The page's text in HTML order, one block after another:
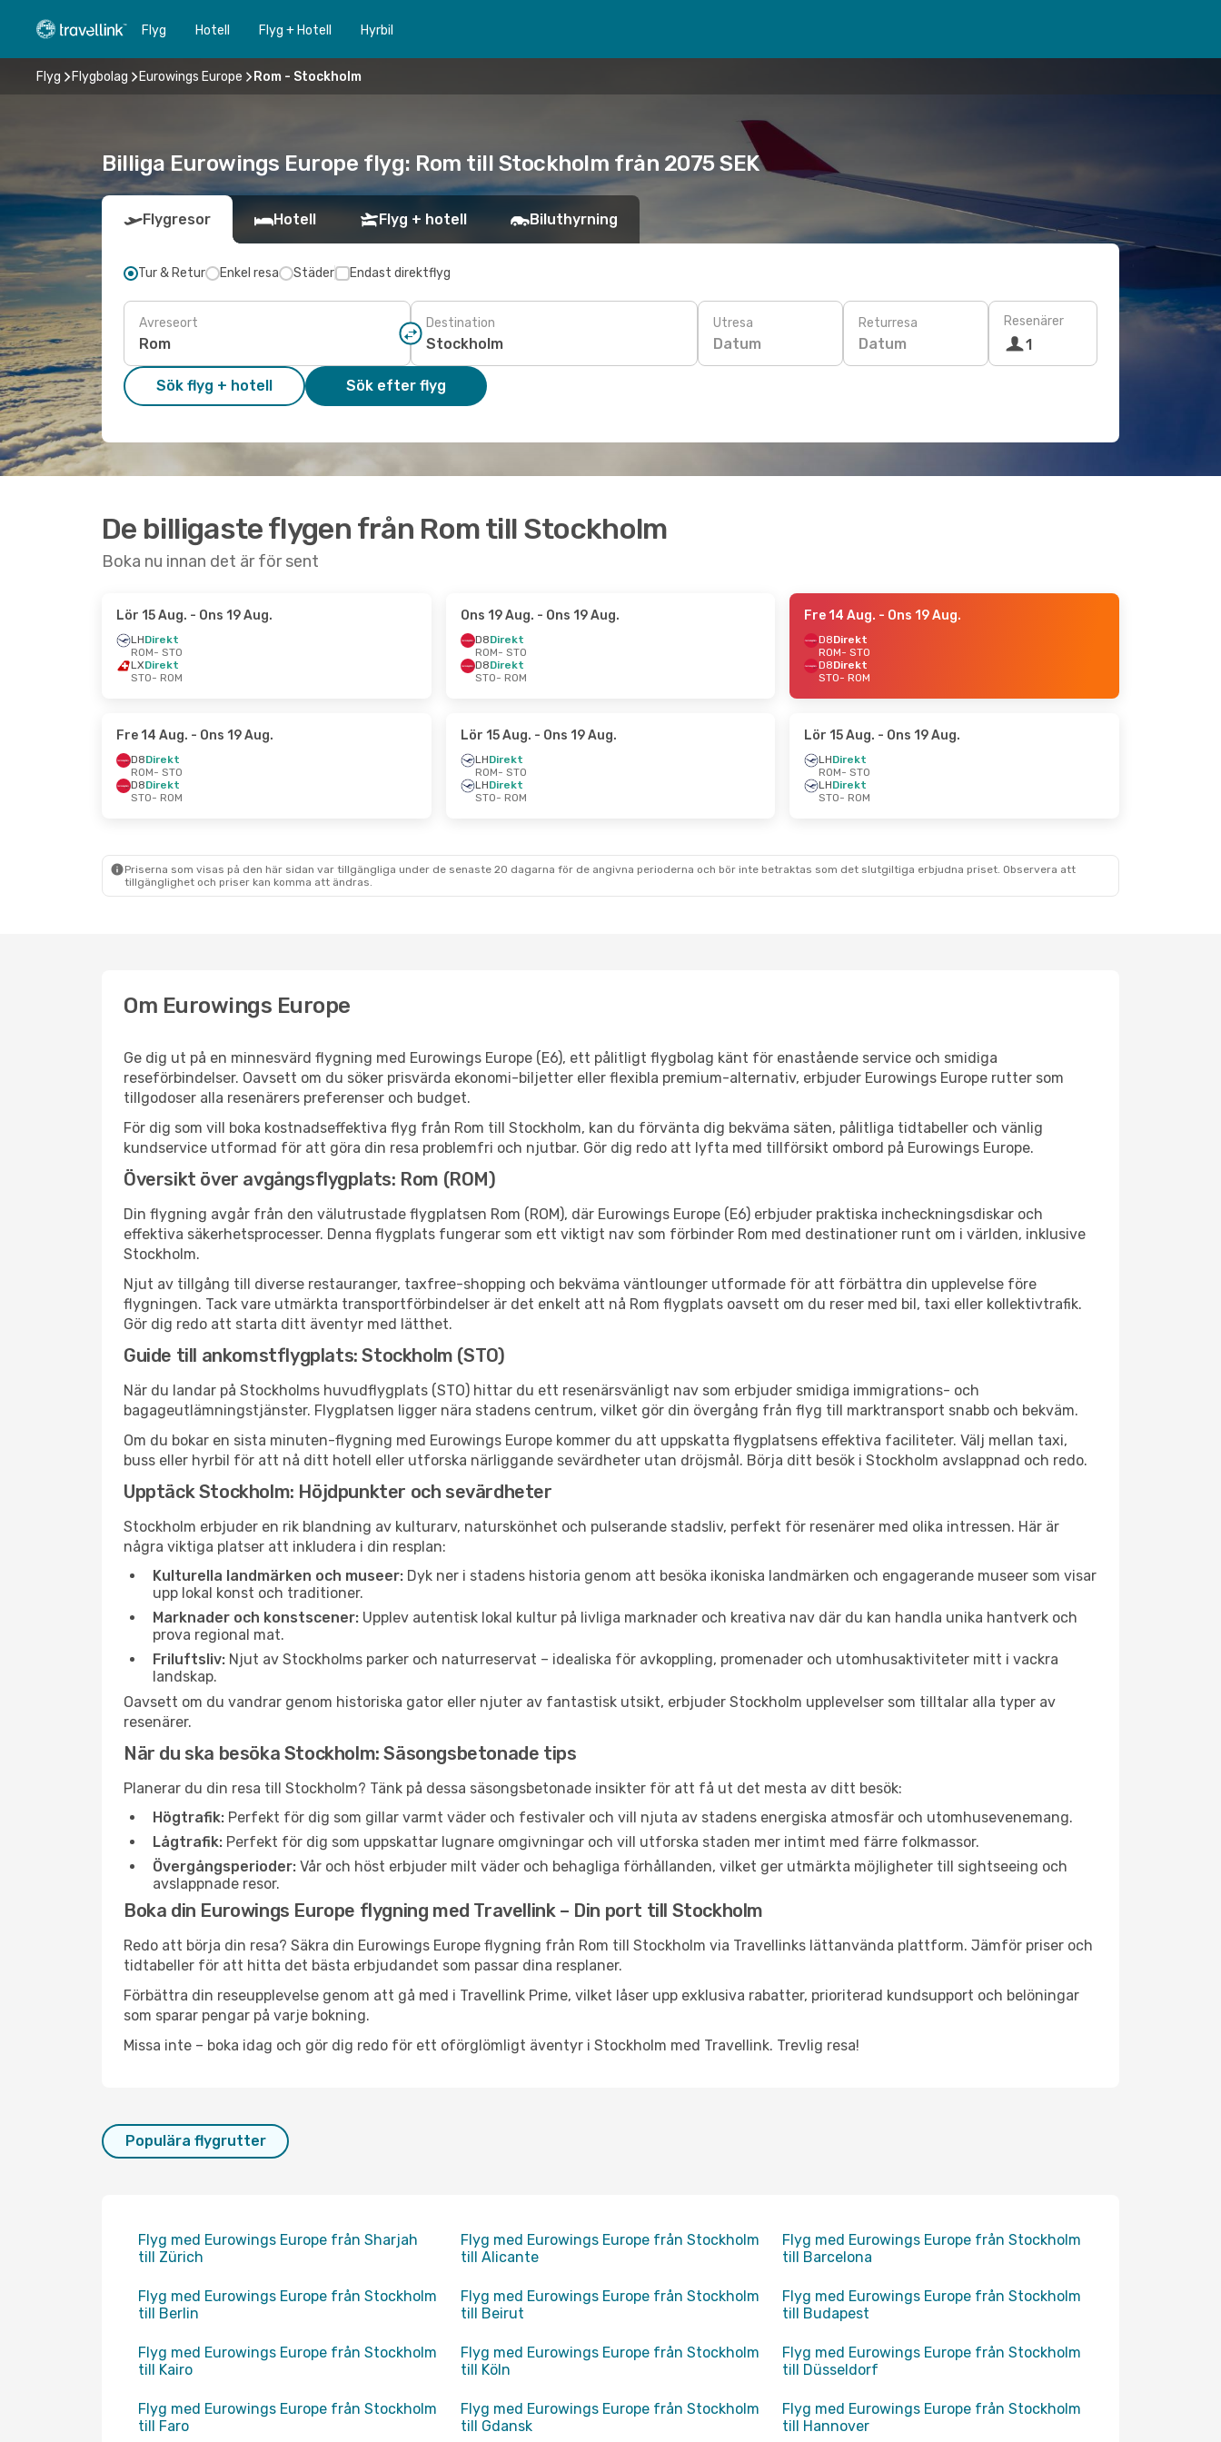
Flyg Hotell Flyg + Hotell Hyrbil
Flyg Flygbolag Eurowings Europe Rom - Stockholm
Billiga Eurowings Europe flyg: Rom till Stockholm från 2075 SEK
Flygresor Hotell Flyg + hotell Biluthyrning
Tur & Retur Enkel resa Städer Endast direktflyg
Avreseort Destination Utresa
Datum
Returresa
Datum
Resenärer
1
Sök flyg + hotell Sök efter flyg
De billigaste flygen från Rom till Stockholm
Boka nu innan det är för sent
Lör 15 Aug. - Ons 19 Aug.
LHDirekt
ROM- STO
LXDirekt
STO- ROM
Ons 19 Aug. - Ons 19 Aug.
D8Direkt
ROM- STO
D8Direkt
STO- ROM
Fre 14 Aug. - Ons 19 Aug.
D8Direkt
ROM- STO
D8Direkt
STO- ROM
Fre 14 Aug. - Ons 19 Aug.
D8Direkt
ROM- STO
D8Direkt
STO- ROM
Lör 15 Aug. - Ons 19 Aug.
LHDirekt
ROM- STO
LHDirekt
STO- ROM
Lör 15 Aug. - Ons 19 Aug.
LHDirekt
ROM- STO
LHDirekt
STO- ROM
Priserna som visas på den här sidan var tillgängliga under de senaste 20 dagarna för de angivna perioderna och bör inte betraktas som det slutgiltiga erbjudna priset. Observera att
tillgänglighet och priser kan komma att ändras.
Om Eurowings Europe
Ge dig ut på en minnesvärd flygning med Eurowings Europe (E6), ett pålitligt flygbolag känt för enastående service och smidiga
reseförbindelser. Oavsett om du söker prisvärda ekonomi-biljetter eller flexibla premium-alternativ, erbjuder Eurowings Europe rutter som
tillgodoser alla resenärers preferenser och budget.
För dig som vill boka kostnadseffektiva flyg från Rom till Stockholm, kan du förvänta dig bekväma säten, pålitliga tidtabeller och vänlig
kundservice utformad för att göra din resa problemfri och njutbar. Gör dig redo att lyfta med tillförsikt ombord på Eurowings Europe.
Översikt över avgångsflygplats: Rom (ROM)
Din flygning avgår från den välutrustade flygplatsen Rom (ROM), där Eurowings Europe (E6) erbjuder praktiska incheckningsdiskar och
effektiva säkerhetsprocesser. Denna flygplats fungerar som ett viktigt nav som förbinder Rom med destinationer runt om i världen, inklusive
Stockholm.
Njut av tillgång till diverse restauranger, taxfree-shopping och bekväma väntlounger utformade för att förbättra din upplevelse före
flygningen. Tack vare utmärkta transportförbindelser är det enkelt att nå Rom flygplats oavsett om du reser med bil, taxi eller kollektivtrafik.
Gör dig redo att starta ditt äventyr med lätthet.
Guide till ankomstflygplats: Stockholm (STO)
När du landar på Stockholms huvudflygplats (STO) hittar du ett resenärsvänligt nav som erbjuder smidiga immigrations- och
bagageutlämningstjänster. Flygplatsen ligger nära stadens centrum, vilket gör din övergång från flyg till marktransport snabb och bekväm.
Om du bokar en sista minuten-flygning med Eurowings Europe kommer du att uppskatta flygplatsens effektiva faciliteter. Välj mellan taxi,
buss eller hyrbil för att nå ditt hotell eller utforska närliggande sevärdheter utan dröjsmål. Börja ditt besök i Stockholm avslappnad och redo.
Upptäck Stockholm: Höjdpunkter och sevärdheter
Stockholm erbjuder en rik blandning av kulturarv, naturskönhet och pulserande stadsliv, perfekt för resenärer med olika intressen. Här är
några viktiga platser att inkludera i din resplan:
Kulturella landmärken och museer: Dyk ner i stadens historia genom att besöka ikoniska landmärken och engagerande museer som visar
upp lokal konst och traditioner.
Marknader och konstscener: Upplev autentisk lokal kultur på livliga marknader och kreativa nav där du kan handla unika hantverk och
prova regional mat.
Friluftsliv: Njut av Stockholms parker och naturreservat – idealiska för avkoppling, promenader och utomhusaktiviteter mitt i vackra
landskap.
Oavsett om du vandrar genom historiska gator eller njuter av fantastisk utsikt, erbjuder Stockholm upplevelser som tilltalar alla typer av
resenärer.
När du ska besöka Stockholm: Säsongsbetonade tips
Planerar du din resa till Stockholm? Tänk på dessa säsongsbetonade insikter för att få ut det mesta av ditt besök:
Högtrafik: Perfekt för dig som gillar varmt väder och festivaler och vill njuta av stadens energiska atmosfär och utomhusevenemang.
Lågtrafik: Perfekt för dig som uppskattar lugnare omgivningar och vill utforska staden mer intimt med färre folkmassor.
Övergångsperioder: Vår och höst erbjuder milt väder och behagliga förhållanden, vilket ger utmärkta möjligheter till sightseeing och
avslappnade resor.
Boka din Eurowings Europe flygning med Travellink – Din port till Stockholm
Redo att börja din resa? Säkra din Eurowings Europe flygning från Rom till Stockholm via Travellinks lättanvända plattform. Jämför priser och
tidtabeller för att hitta det bästa erbjudandet som passar dina resplaner.
Förbättra din reseupplevelse genom att gå med i Travellink Prime, vilket låser upp exklusiva rabatter, prioriterad kundsupport och belöningar
som sparar pengar på varje bokning.
Missa inte – boka idag och gör dig redo för ett oförglömligt äventyr i Stockholm med Travellink. Trevlig resa!
Populära flygrutter
Flyg med Eurowings Europe från Sharjah
till Zürich
Flyg med Eurowings Europe från Stockholm
till Alicante
Flyg med Eurowings Europe från Stockholm
till Barcelona
Flyg med Eurowings Europe från Stockholm
till Berlin
Flyg med Eurowings Europe från Stockholm
till Beirut
Flyg med Eurowings Europe från Stockholm
till Budapest
Flyg med Eurowings Europe från Stockholm
till Kairo
Flyg med Eurowings Europe från Stockholm
till Köln
Flyg med Eurowings Europe från Stockholm
till Düsseldorf
Flyg med Eurowings Europe från Stockholm
till Faro
Flyg med Eurowings Europe från Stockholm
till Gdansk
Flyg med Eurowings Europe från Stockholm
till Hannover